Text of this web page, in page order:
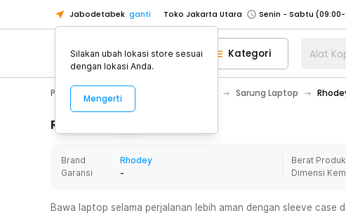
Jabodetabek ganti Toko Jakarta Utara
Toko Tangerang
Toko Cikupa
Pick n Go Jakarta Barat
Senin - Jumat
Pick n Go Bekasi
Senin - Jumat (08:00 -
Senin - Jumat (08:00 -
Senin - Sabtu
Senin - Sabtu
Toko Tangerang
Kategori Alat
PC & Laptop Notebook Bag & Case Sarung Laptop
Rincian Produk
Brand
Rhodey
Garansi
-
Berat Produk
Dimensi
Bawa laptop selama perjalanan lebih aman dengan sleeve case
Silakan ubah lokasi store sesuai
dengan lokasi Anda.
Mengerti